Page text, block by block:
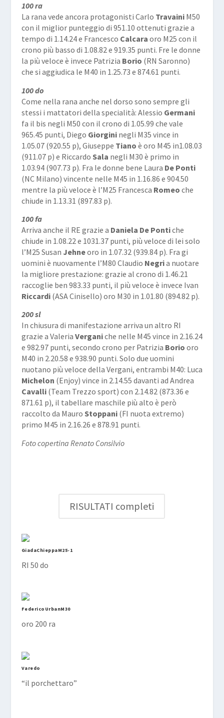
100 ra
La rana vede ancora protagonisti Carlo TravainiM50
con il miglior punteggio di 951.10 ottenuti grazie a
tempo di 1.14.24 e Francesco Calcara oro M25 con il
crono più basso di 1.08.82 e 919.35 punti. Fre le donne
la più veloce è invece Patrizia Borio (RN Saronno)
che si aggiudica le M40 in 1.25.73 e 874.61 punti.
100 do
Come nella rana anche nel dorso sono sempre gli
stessi i mattatori della specialità: Alessio Germani
fa il bis negli M50 con il crono di 1.05.99 che vale
965.45 punti, Diego Giorgininegli M35 vince in
1.05.07 (920.55 p), Giuseppe Tiano è oro M45 in1.08.03
(911.07 p) e Riccardo Sala negli M30 è primo in
1.03.94 (907.73 p). Fra le donne bene Laura De Ponti
(NC Milano) vincente nelle M45 in 1.16.86 e 904.50
mentre la più veloce è l’M25 Francesca Romeo che
chiude in 1.13.31 (897.83 p).
100 fa
Arriva anche il RE grazie a Daniela De Pontiche
chiude in 1.08.22 e 1031.37 punti, più veloce di lei solo
l’M25 Susan Jehneoro in 1.07.32 (939.84 p). Fra gi
uomini è nuovamente l’M80 Claudio Negria nuotare
la migliore prestazione: grazie al crono di 1.46.21
raccoglie ben 983.33 punti, il più veloce è invece Ivan
Riccardi(ASA Cinisello) oro M30 in 1.01.80 (894.82 p).
200 sl
In chiusura di manifestazione arriva un altro RI
grazie a Valeria Verganiche nelle M45 vince in 2.16.24
e 982.97 punti, secondo crono per Patrizia Borio oro
M40 in 2.20.58 e 938.90 punti. Solo due uomini
nuotano più veloce della Vergani, entrambi M40: Luca
Michelon (Enjoy) vince in 2.14.55 davanti ad Andrea
Cavalli(Team Trezzo sport) con 2.14.82 (873.36 e
871.61 p), il tabellare maschile più alto è però
raccolto da Mauro Stoppani(FI nuota extremo)
primo M45 in 2.16.26 e 878.91 punti.
Foto copertina Renato Consilvio
RISULTATI completi
GiadaChieppaM25-1
RI 50 do
FedericoUrbanM30
oro 200 ra
Varedo
“il porchettaro”